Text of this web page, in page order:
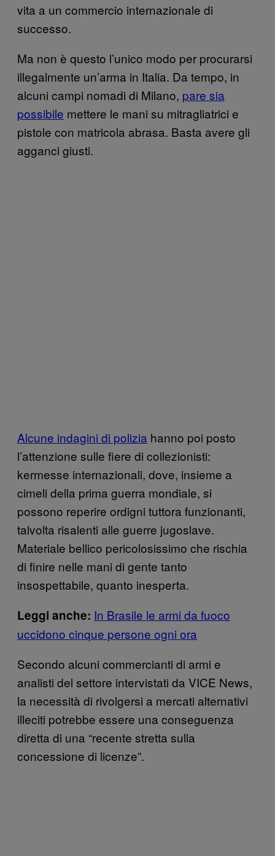
vita a un commercio internazionale di
successo.
Ma non è questo l’unico modo per procurarsi
illegalmente un’arma in Italia. Da tempo, in
alcuni campi nomadi di Milano, pare sia
possibile mettere le mani su mitragliatrici e
pistole con matricola abrasa. Basta avere gli
agganci giusti.
Alcune indagini di polizia hanno poi posto
l’attenzione sulle fiere di collezionisti:
kermesse internazionali, dove, insieme a
cimeli della prima guerra mondiale, si
possono reperire ordigni tuttora funzionanti,
talvolta risalenti alle guerre jugoslave.
Materiale bellico pericolosissimo che rischia
di finire nelle mani di gente tanto
insospettabile, quanto inesperta.
Leggi anche: In Brasile le armi da fuoco
uccidono cinque persone ogni ora
Secondo alcuni commercianti di armi e
analisti del settore intervistati da VICE News,
la necessità di rivolgersi a mercati alternativi
illeciti potrebbe essere una conseguenza
diretta di una “recente stretta sulla
concessione di licenze”.